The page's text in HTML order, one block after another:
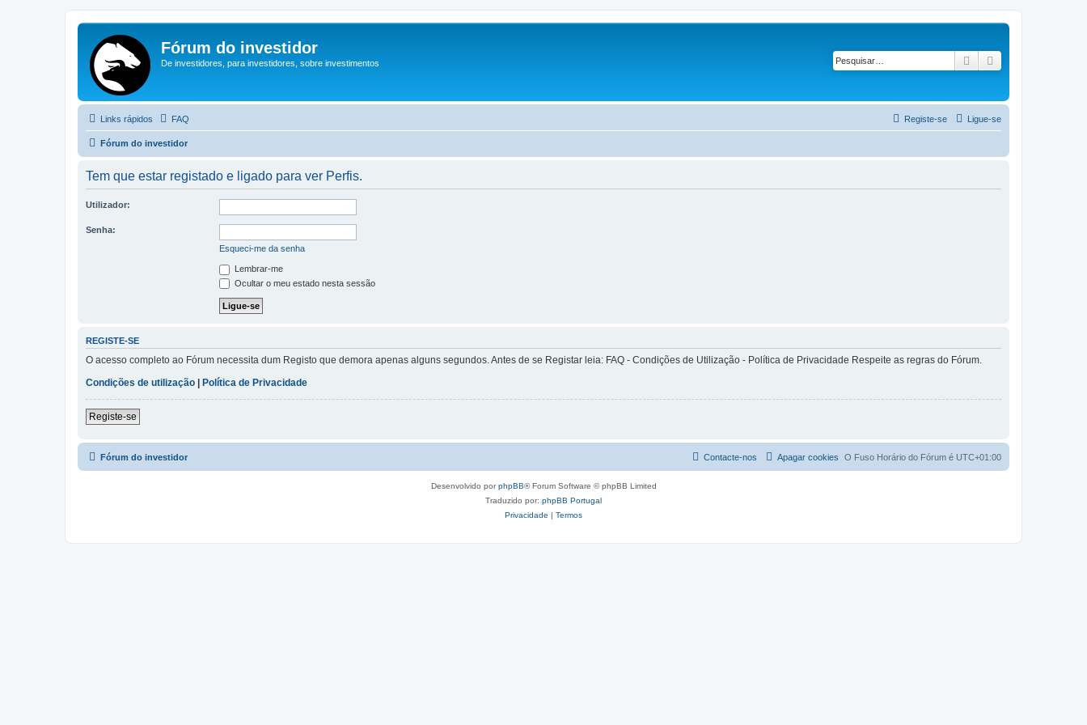
Fórum do investidor
De investidores, para investidores, sobre investimentos Pesquisar
Links rápidos FAQ Ligue-se
Registe-se
Fórum do investidor
Tem que estar registado e ligado para ver Perfis.
Utilizador:
Senha:
Esqueci-me da senha
Lembrar-me
Ocultar o meu estado nesta sessão
REGISTE-SE
O acesso completo ao Fórum necessita dum Registo que demora apenas alguns segundos. Antes de se Registar leia: FAQ - Condições de Utilização - Política de Privacidade Respeite as regras do Fórum.
Condições de utilização | Política de Privacidade
Registe-se
Fórum do investidor O Fuso Horário do Fórum é UTC+01:00
Apagar cookies
Contacte-nos
Desenvolvido porphpBB® Forum Software © phpBB Limited
Traduzido por: phpBB Portugal
Privacidade | Termos